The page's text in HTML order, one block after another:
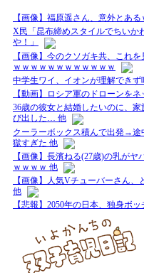
【画像】福原遥さん、意外とある
X民「昆布締めスタイルでちいか
や！」
【画像】今のクソガキ共、これ
ｗｗｗｗｗｗｗｗｗｗｗｗ
中学生ワイ、イオンが理解でき
【動画】ロシア軍のドローンを
36歳の彼女と結婚したいのに、
び出した… 他
クーラーボックス積んで出発→途
獄すぎた 他
【画像】長濱ねる(27歳)の乳が
ｗｗｗｗ 他
【画像】人気Vチューバーさん
他
【悲報】2050年の日本、独身ボ